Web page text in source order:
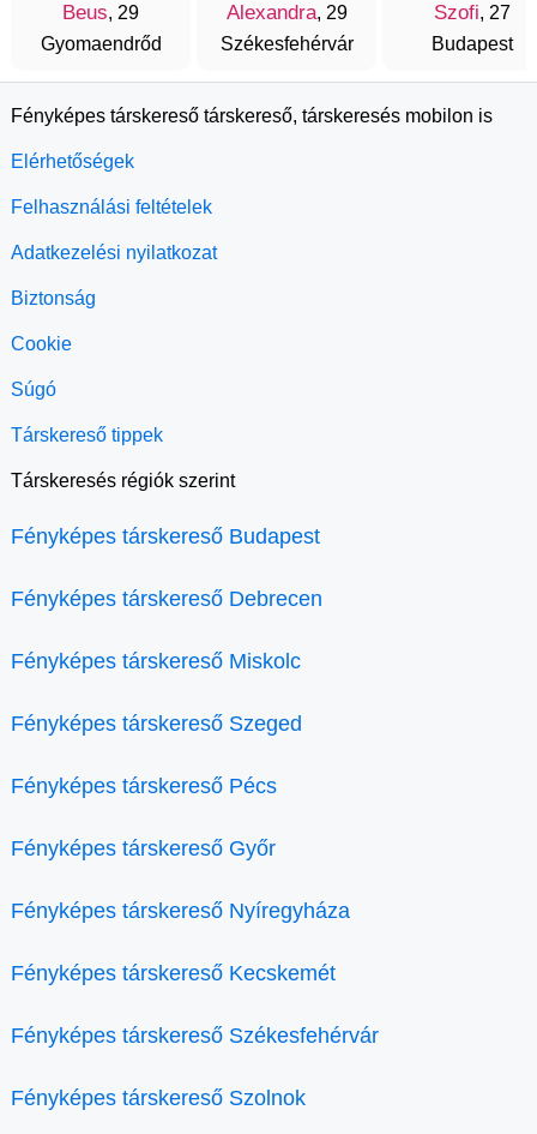
Beus, 29
Gyomaendrőd
Alexandra, 29
Székesfehérvár
Szofi, 27
Budapest
Fényképes társkereső társkereső, társkeresés mobilon is
Elérhetőségek
Felhasználási feltételek
Adatkezelési nyilatkozat
Biztonság
Cookie
Súgó
Társkereső tippek
Társkeresés régiók szerint
Fényképes társkereső Budapest
Fényképes társkereső Debrecen
Fényképes társkereső Miskolc
Fényképes társkereső Szeged
Fényképes társkereső Pécs
Fényképes társkereső Győr
Fényképes társkereső Nyíregyháza
Fényképes társkereső Kecskemét
Fényképes társkereső Székesfehérvár
Fényképes társkereső Szolnok